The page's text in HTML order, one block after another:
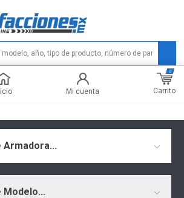
Mi cuenta Carrito
0
Armadora...
Modelo...